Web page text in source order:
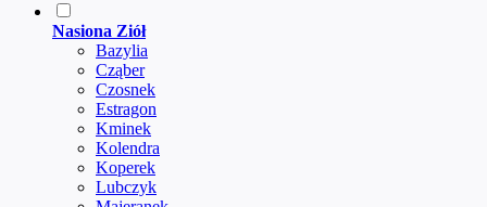
Nasiona Ziół
Bazylia
Cząber
Czosnek
Estragon
Kminek
Kolendra
Koperek
Lubczyk